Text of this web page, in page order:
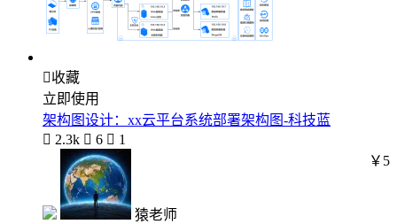
收藏
立即使用
架构图设计：xx云平台系统部署架构图-科技蓝
 2.3k  6  1
猿老师
￥5